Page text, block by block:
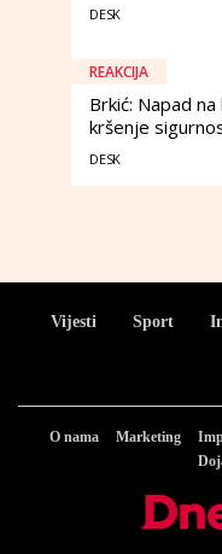
DESK
REAKCIJA
Brkić: Napad
kršenje
DESK
Vijesti Sport
O nama Marketing